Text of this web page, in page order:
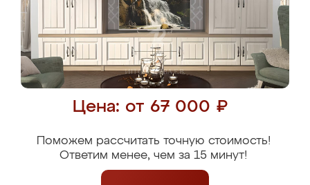
Цена: от 67 000 ₽
Поможем рассчитать точную стоимость!
Ответим менее, чем за 15 минут!